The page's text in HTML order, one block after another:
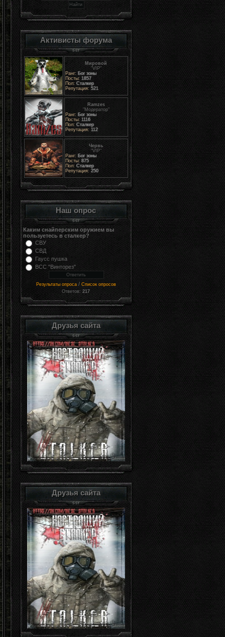
Активисты форума
Мировой
"VIP"
Ранг: Бог зоны
Посты: 1857
Пол: Сталкер
Репутация: 521
Ramzes
"Модератор"
Ранг: Бог зоны
Посты: 1116
Пол: Сталкер
Репутация: 112
Червь
"VIP"
Ранг: Бог зоны
Посты: 875
Пол: Сталкер
Репутация: 250
Наш опрос
Каким снайперским оружием вы
пользуетесь в сталкер?
СВУ
СВД
Гаусс пушка
ВСС "Винторез"
Результаты опроса / Список опросов
Ответов:217
Друзья сайта
Друзья сайта